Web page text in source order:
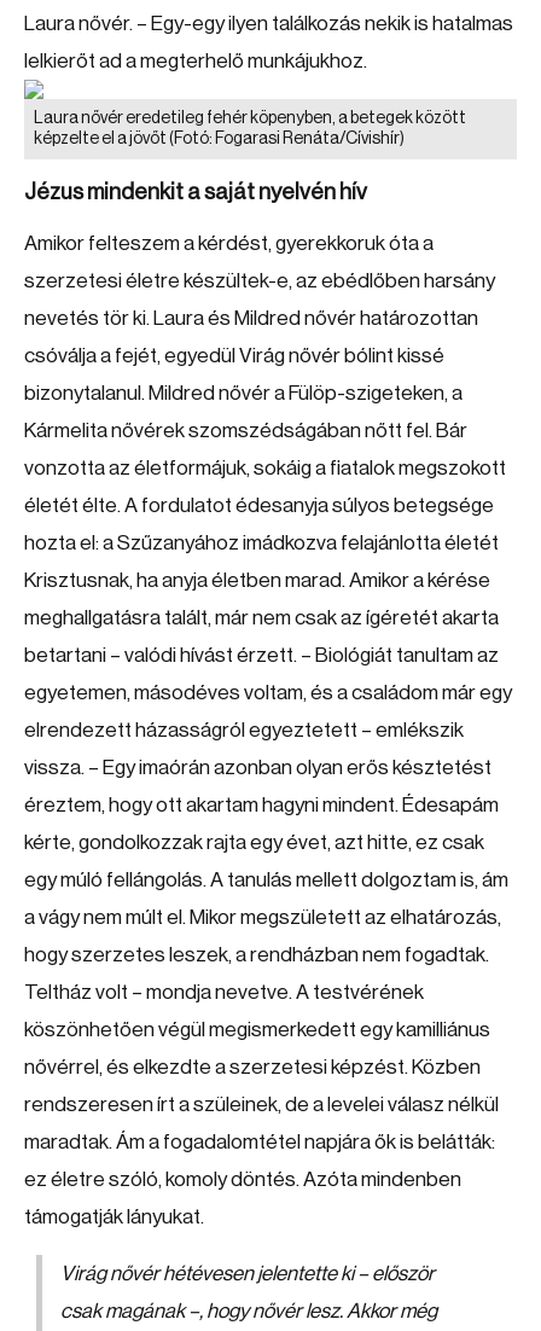
Laura nővér. – Egy-egy ilyen találkozás nekik is hatalmas
lelkierőt ad a megterhelő munkájukhoz.
Laura nővér eredetileg fehér köpenyben, a betegek között
képzelte el a jövőt (Fotó: Fogarasi Renáta/Cívishír)
Jézus mindenkit a saját nyelvén hív
Amikor felteszem a kérdést, gyerekkoruk óta a
szerzetesi életre készültek-e, az ebédlőben harsány
nevetés tör ki. Laura és Mildred nővér határozottan
csóválja a fejét, egyedül Virág nővér bólint kissé
bizonytalanul. Mildred nővér a Fülöp-szigeteken, a
Kármelita nővérek szomszédságában nőtt fel. Bár
vonzotta az életformájuk, sokáig a fiatalok megszokott
életét élte. A fordulatot édesanyja súlyos betegsége
hozta el: a Szűzanyához imádkozva felajánlotta életét
Krisztusnak, ha anyja életben marad. Amikor a kérése
meghallgatásra talált, már nem csak az ígéretét akarta
betartani – valódi hívást érzett. – Biológiát tanultam az
egyetemen, másodéves voltam, és a családom már egy
elrendezett házasságról egyeztetett – emlékszik
vissza. – Egy imaórán azonban olyan erős késztetést
éreztem, hogy ott akartam hagyni mindent. Édesapám
kérte, gondolkozzak rajta egy évet, azt hitte, ez csak
egy múló fellángolás. A tanulás mellett dolgoztam is, ám
a vágy nem múlt el. Mikor megszületett az elhatározás,
hogy szerzetes leszek, a rendházban nem fogadtak.
Teltház volt – mondja nevetve. A testvérének
köszönhetően végül megismerkedett egy kamilliánus
nővérrel, és elkezdte a szerzetesi képzést. Közben
rendszeresen írt a szüleinek, de a levelei válasz nélkül
maradtak. Ám a fogadalomtétel napjára ők is belátták:
ez életre szóló, komoly döntés. Azóta mindenben
támogatják lányukat.
Virág nővér hétévesen jelentette ki – először
csak magának –, hogy nővér lesz. Akkor még